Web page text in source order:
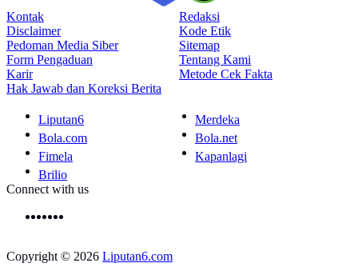
Kontak
Redaksi
Disclaimer
Kode Etik
Pedoman Media Siber
Sitemap
Form Pengaduan
Tentang Kami
Karir
Metode Cek Fakta
Hak Jawab dan Koreksi Berita
Liputan6
Merdeka
Bola.com
Bola.net
Fimela
Kapanlagi
Brilio
Connect with us
Copyright © 2026 Liputan6.com